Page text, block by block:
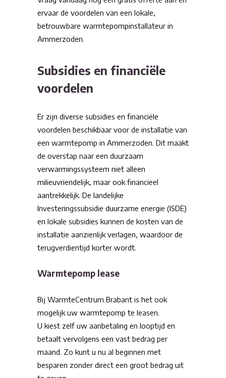
ervaar de voordelen van een lokale,
betrouwbare warmtepompinstallateur in
Ammerzoden.
Subsidies en financiële
voordelen
Er zijn diverse subsidies en financiële
voordelen beschikbaar voor de installatie van
een warmtepomp in Ammerzoden. Dit maakt
de overstap naar een duurzaam
verwarmingssysteem niet alleen
milieuvriendelijk, maar ook financieel
aantrekkelijk. De landelijke
Investeringssubsidie duurzame energie (ISDE)
en lokale subsidies kunnen de kosten van de
installatie aanzienlijk verlagen, waardoor de
terugverdientijd korter wordt.
Warmtepomp lease
Bij WarmteCentrum Brabant is het ook
mogelijk uw warmtepomp te leasen.
U kiest zelf uw aanbetaling en looptijd en
betaalt vervolgens een vast bedrag per
maand. Zo kunt u nu al beginnen met
besparen zonder direct een groot bedrag uit